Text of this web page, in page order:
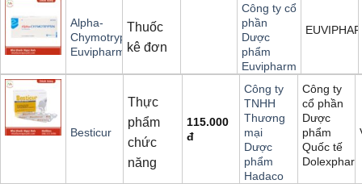
Alpha-
Chymotrypsin
Euvipharm
Thuốc
kê đơn
Công ty cổ
phần
Dược
phẩm
Euvipharm
Besticur
Thực
phẩm
chức
năng
115.000
đ
Công ty
TNHH
Thương
mại
Dược
phẩm
Hadaco
Công ty
cổ phần
Dược
phẩm
Quốc tế
Dolexphar